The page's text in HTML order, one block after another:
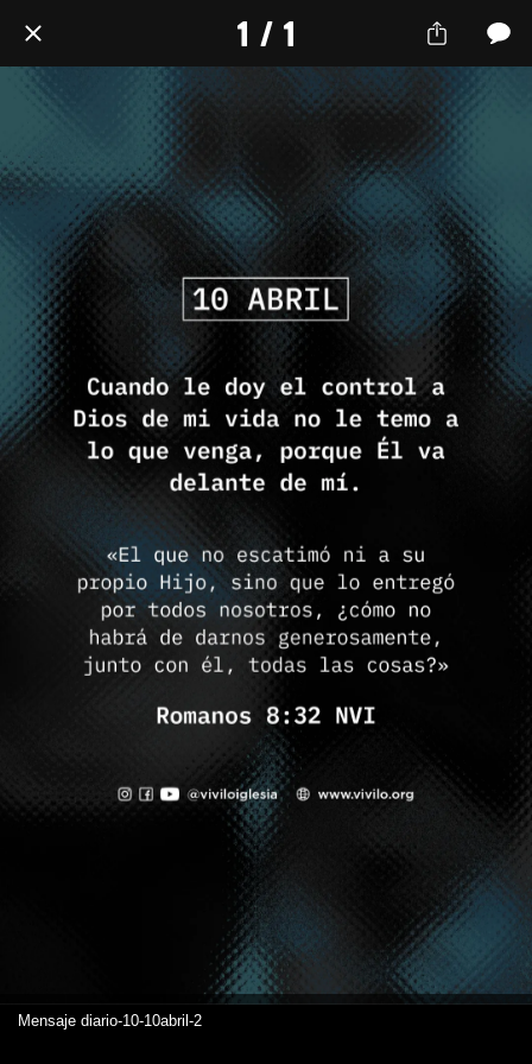
1 / 1
Mensaje diario-10-10abril-2